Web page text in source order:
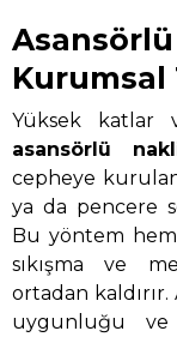
Kurumsal
Yüksek katlar
asansörlü
cepheye
ya da pencere
Bu yöntem hem
sıkışma ve
ortadan
uygunluğu ve